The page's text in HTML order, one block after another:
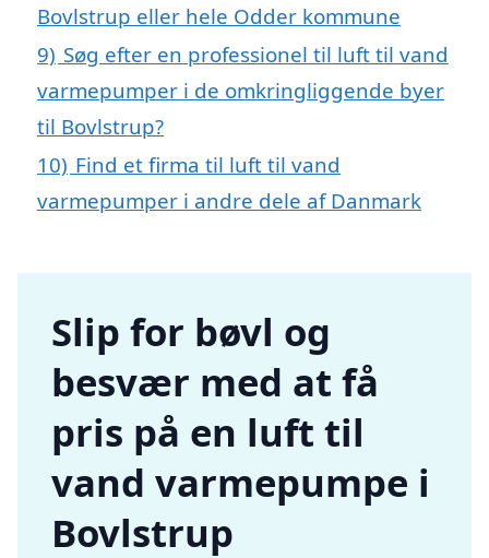
Bovlstrup eller hele Odder kommune
9) Søg efter en professionel til luft til vand
varmepumper i de omkringliggende byer
til Bovlstrup?
10) Find et firma til luft til vand
varmepumper i andre dele af Danmark
Slip for bøvl og
besvær med at få
pris på en luft til
vand varmepumpe i
Bovlstrup